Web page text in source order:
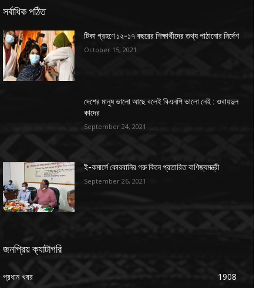
সর্বাধিক পঠিত
টিকা গ্রহণে ১২-১৭ বছরের শিক্ষার্থীদের তথ্য পাঠানোর নির্দেশ
October 15, 2021
দেশের মানুষ ভালো আছে বলেই বিএনপি ভালো নেই : ওবায়দুল
কাদের
September 24, 2021
ই-কমার্সে কোরবানির গরু কিনে প্রতারিত বাণিজ্যমন্ত্রী
September 26, 2021
জনপ্রিয় ক্যাটাগরি
প্রধান খবর
1908